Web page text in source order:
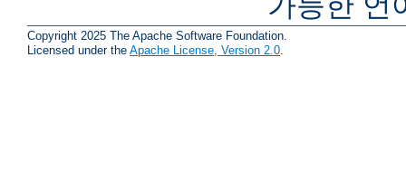
Copyright 2025 The Apache Software Foundation.
Licensed under the Apache License, Version 2.0.